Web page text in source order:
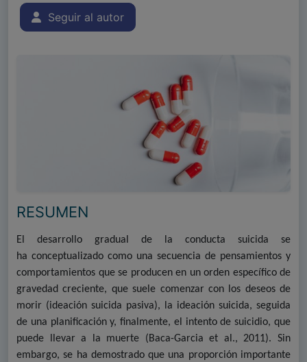
Seguir al autor
RESUMEN
El desarrollo gradual de la conducta suicida se
ha conceptualizado como una secuencia de pensamientos y
comportamientos que se producen en un orden específico de
gravedad creciente, que suele comenzar con los deseos de
morir (ideación suicida pasiva), la ideación suicida, seguida
de una planificación y, finalmente, el intento de suicidio, que
puede llevar a la muerte (Baca-Garcia et al., 2011). Sin
embargo, se ha demostrado que una proporción importante